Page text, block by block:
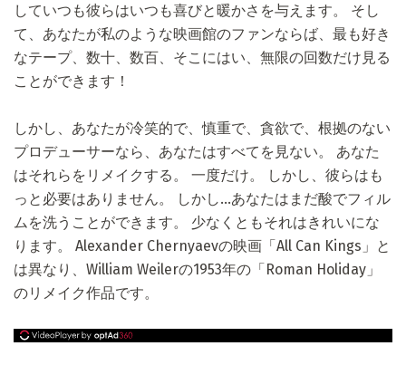
していつも彼らはいつも喜びと暖かさを与えます。 そし
て、あなたが私のような映画館のファンならば、最も好き
なテープ、数十、数百、そこにはい、無限の回数だけ見る
ことができます！
しかし、あなたが冷笑的で、慎重で、貪欲で、根拠のない
プロデューサーなら、あなたはすべてを見ない。 あなた
はそれらをリメイクする。 一度だけ。 しかし、彼らはも
っと必要はありません。 しかし...あなたはまだ酸でフィル
ムを洗うことができます。 少なくともそれはきれいにな
ります。 Alexander Chernyaevの映画「All Can Kings」と
は異なり、William Weilerの1953年の「Roman Holiday」
のリメイク作品です。